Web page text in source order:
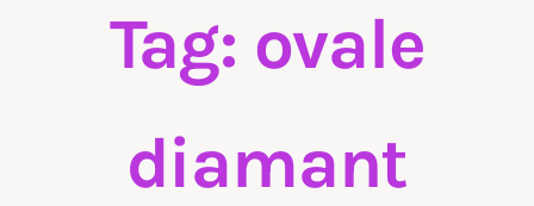
Tag: ovale
diamant
Diamanten
Horloges